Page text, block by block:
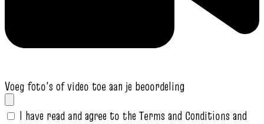
Voeg foto's of video toe aan je beoordeling
I have read and agree to the Terms and Conditions and